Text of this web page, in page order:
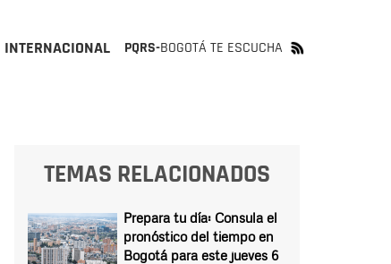
INTERNACIONAL PQRS-BOGOTÁ TE ESCUCHA
TEMAS RELACIONADOS
Prepara tu día: Consula el
pronóstico del tiempo en
Bogotá para este jueves 6